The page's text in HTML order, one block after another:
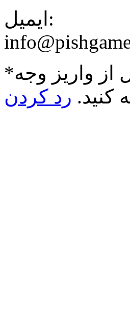
ایمیل:
از واریز وجه
کنید. رد کردن